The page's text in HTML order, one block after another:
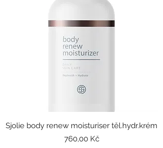
Sjolie body renew moisturiser těl.hydr.krém
Cena
760,00 Kč